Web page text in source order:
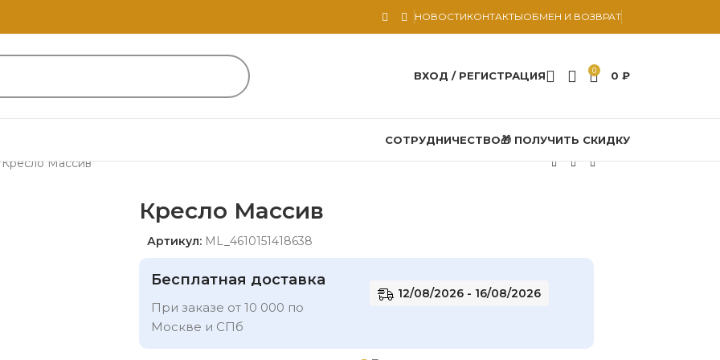
НОВОСТИКОНТАКТЫОБМЕН И ВОЗВРАТ
ВХОД / РЕГИСТРАЦИЯ 0 0 ₽
СОТРУДНИЧЕСТВО🎁 ПОЛУЧИТЬ СКИДКУ
Кресло Массив
Кресло Массив
Артикул: ML_4610151418638
Бесплатная доставка
При заказе от 10 000 по
Москве и СПб
12/08/2026 - 16/08/2026